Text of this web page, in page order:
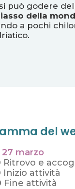
può godere
della
a pochi
del
marzo
Ritrovo e
Inizio attività
Fine attività